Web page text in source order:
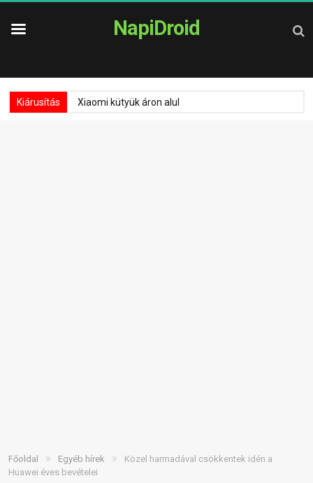
NapiDroid
Kiárusítás Xiaomi kütyük áron alul
Főoldal » Egyéb hírek »
Közel harmadával csökkentek idén a
Huawei éves bevételei